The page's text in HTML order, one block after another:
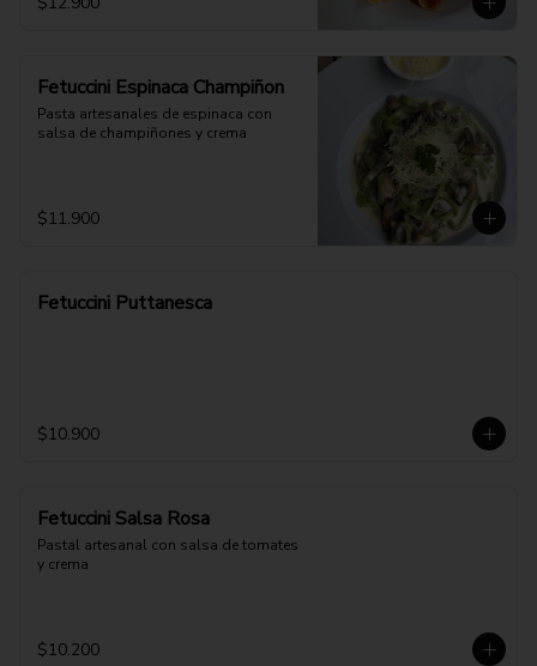
Fetuccini Espinaca Champiñon
Pasta artesanales de espinaca con
salsa de champiñones y crema
$11.900
Fetuccini Puttanesca
$10.900
Fetuccini Salsa Rosa
Pastal artesanal con salsa de tomates
y crema
$10.200